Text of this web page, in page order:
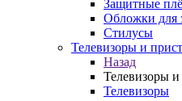
Защитные
Обложки для
Стилусы
Телевизоры и
Назад
Телевизоры и
Телевизоры